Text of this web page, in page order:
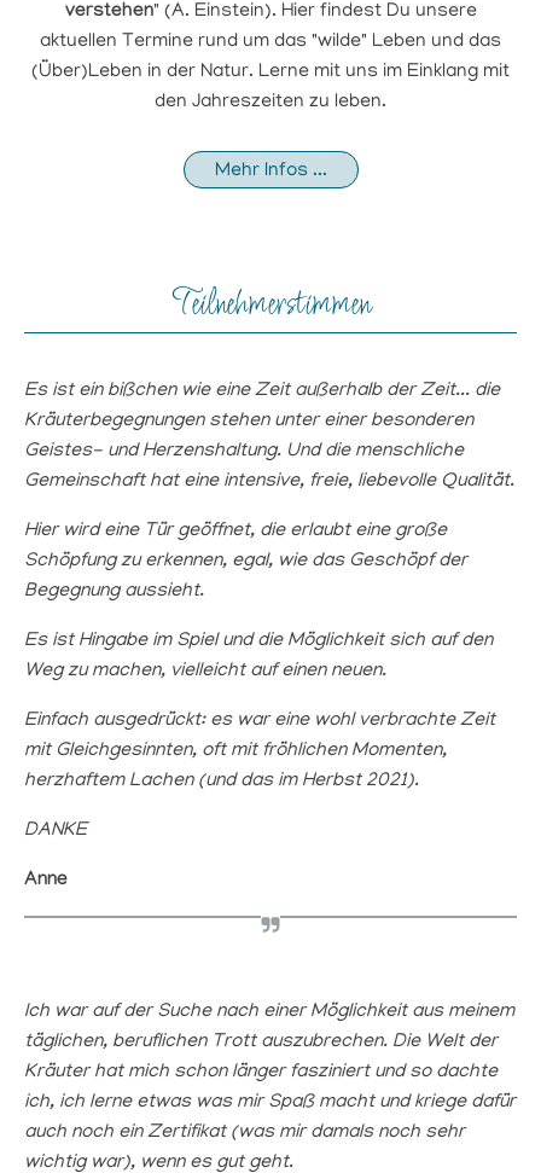
verstehen" (A. Einstein). Hier findest Du unsere
aktuellen Termine rund um das "wilde" Leben und das
(Über)Leben in der Natur. Lerne mit uns im Einklang mit
den Jahreszeiten zu leben.
Mehr Infos ...
Teilnehmerstimmen
Es ist ein bißchen wie eine Zeit außerhalb der Zeit... die
Kräuterbegegnungen stehen unter einer besonderen
Geistes- und Herzenshaltung. Und die menschliche
Gemeinschaft hat eine intensive, freie, liebevolle Qualität.
Hier wird eine Tür geöffnet, die erlaubt eine große
Schöpfung zu erkennen, egal, wie das Geschöpf der
Begegnung aussieht.
Es ist Hingabe im Spiel und die Möglichkeit sich auf den
Weg zu machen, vielleicht auf einen neuen.
Einfach ausgedrückt: es war eine wohl verbrachte Zeit
mit Gleichgesinnten, oft mit fröhlichen Momenten,
herzhaftem Lachen (und das im Herbst 2021).
DANKE
Anne
Ich war auf der Suche nach einer Möglichkeit aus meinem
täglichen, beruflichen Trott auszubrechen. Die Welt der
Kräuter hat mich schon länger fasziniert und so dachte
ich, ich lerne etwas was mir Spaß macht und kriege dafür
auch noch ein Zertifikat (was mir damals noch sehr
wichtig war), wenn es gut geht.